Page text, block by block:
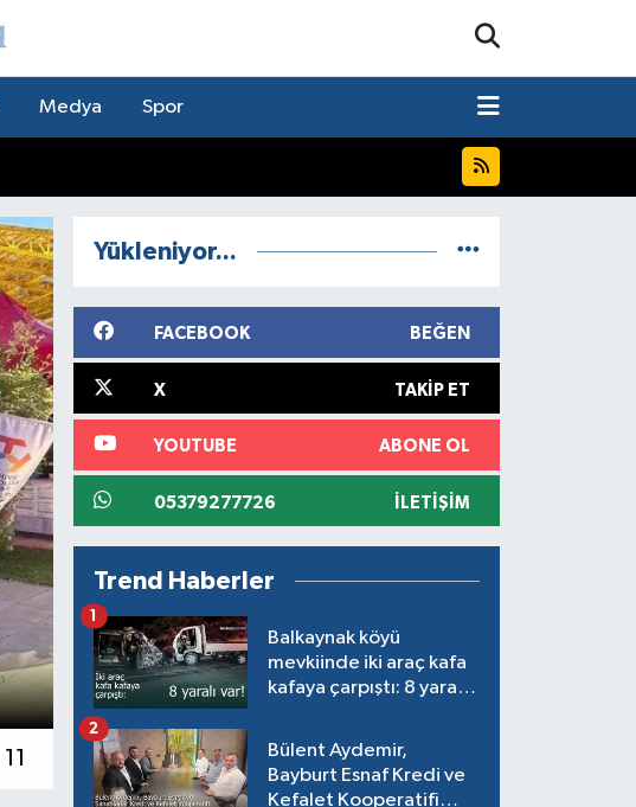
Medya Spor
11
Yükleniyor...
FACEBOOK BEĞEN
X TAKIP ET
YOUTUBE ABONE OL
05379277726 İLETIŞIM
Trend Haberler
Balkaynak köyü
mevkiinde iki araç kafa
kafaya çarpıştı: 8 yaralı
1
Bülent Aydemir,
Bayburt Esnaf Kredi ve
Kefalet Kooperatifi
2